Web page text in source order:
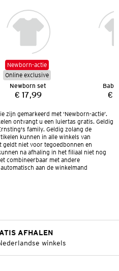
Newborn-actie
Online exclusive
Newborn set
Prijs:
€ 17,99 €
zijn gemarkeerd met ‘Newborn-actie’.
ontvangt u een luiertas gratis. Geldig
family. Geldig zolang de
kunnen in alle winkels van
niet voor tegoedbonnen en
na afhaling in het filiaal niet nog
combineerbaar met andere
aan de winkelmand
AFHALEN
winkels